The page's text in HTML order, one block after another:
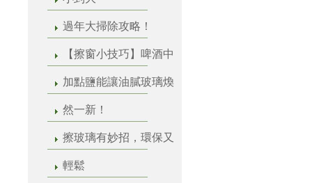
過年大掃除攻略！
【擦窗小技巧】啤酒中
加點鹽能讓油膩玻璃煥
然一新！
擦玻璃有妙招，環保又
輕鬆